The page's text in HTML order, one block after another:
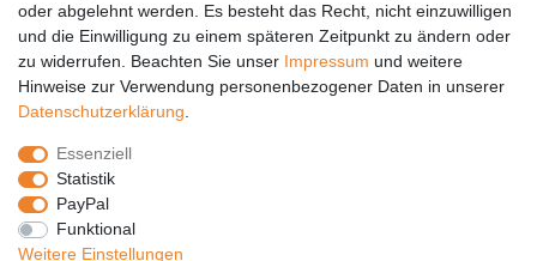
GLS
PaketPLUS
SPONSORING
Malchower SV 90
Malchower Wölfe
ZERTIFIKATE
oder abgelehnt werden. Es besteht das Recht, nicht einzuwilligen
und die Einwilligung zu einem späteren Zeitpunkt zu ändern oder
zu widerrufen. Beachten Sie unser Impressum und weitere
Hinweise zur Verwendung personenbezogener Daten in unserer
Daten­schutz­erklärung
Essenziell
Statistik
PayPal
Funktional
Weitere Einstellungen